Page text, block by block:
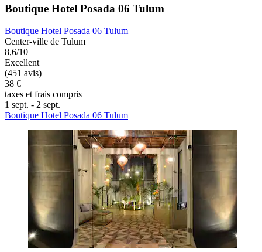
Boutique Hotel Posada 06 Tulum
Boutique Hotel Posada 06 Tulum
Center-ville de Tulum
8,6/10
Excellent
(451 avis)
38 €
taxes et frais compris
1 sept. - 2 sept.
Boutique Hotel Posada 06 Tulum